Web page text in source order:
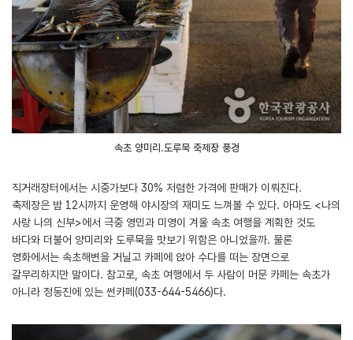
속초 양미리.도루묵 축제장 풍경
직거래장터에서는 시중가보다 30% 저렴한 가격에 판매가 이뤄진다.
축제장은 밤 12시까지 운영해 야시장의 재미도 느껴볼 수 있다. 아마도 <나의
사랑 나의 신부>에서 극중 영민과 미영이 겨울 속초 여행을 계획한 것도
바다와 더불어 양미리와 도루묵을 맛보기 위함은 아니었을까. 물론
영화에서는 속초해변을 거닐고 카페에 앉아 수다를 떠는 장면으로
갈무리하지만 말이다. 참고로, 속초 여행에서 두 사람이 머문 카페는 속초가
아니라 정동진에 있는 썬카페(033-644-5466)다.